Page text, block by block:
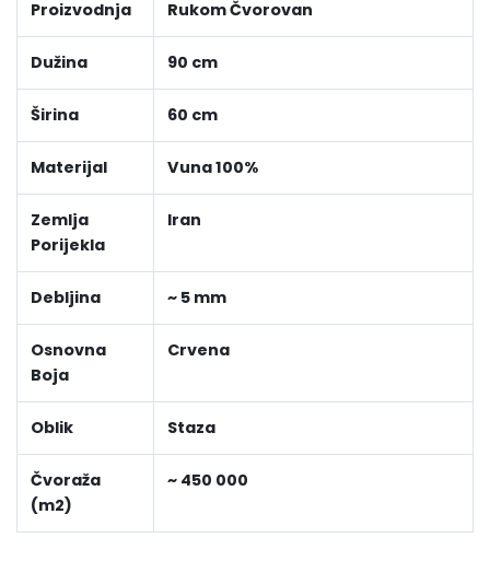
Proizvodnja Rukom Čvorovan
Dužina 90 cm
Širina 60 cm
Materijal Vuna 100%
Zemlja
Porijekla
Iran
Debljina ~ 5 mm
Osnovna
Boja
Crvena
Oblik Staza
Čvoraža
(m2)
~ 450 000